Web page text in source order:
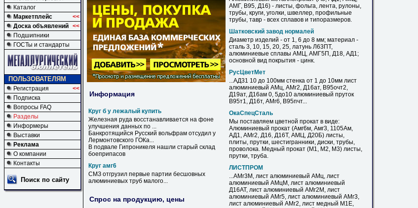
Каталог
Маркетплейс
<<
Доска объявлений <<
Подшипники
ГОСТы и стандарты
ПОЛЬЗОВАТЕЛЯМ
Регистрация
<<
Подписка
Вопросы FAQ
Разделы
Информеры
Выставки
Реклама
О компании
Контакты
Поиск по сайту
Информация
Круг б у лежалый купить
Железная руда восстанавливается на фоне
улучшения данных по ...
Банкротящийся Русский вольфрам отсудил у
Лермонтовского ГОКа...
В подвале Гипроникеля нашли старый склад
боеприпасов
Круг амг6
СМЗ отгрузил первые партии бесшовных
алюминиевых труб малого...
Спрос на продукцию, цены
АМГ, В95, Д16) - листы, фольга, лента, рулоны,
трубы, круги, уголки, швеллер, профильные
трубы, тавр - всех сплавов и типоразмеров.
Шатковский завод нормалей
Диаметр изделий - от 1, 6 до 8 мм; материал -
сталь 3, 10, 15, 20, 25, латунь Л63ПТ,
алюминиевые сплавы АМЦ, АМГ5П, Д18, АД1;
основной вид покрытия - цинк.
РусЦветМет
...АД31 10 до 100мм стенка от 1 до 10мм лист
алюминиевый АМц, АМг2, Д16ат, В95очт2,
Д19ат, Д16ам 0, 5до10 алюминиевый пруток
В95т1, Д16т, АМг6, В95пчт...
ОкаСпецСталь
Мы поставляем цветной прокат в виде:
Алюминиевый прокат (Амг6м, Амг3, 1105Ам,
АД1, АМг2, Д16, Д16Т, АМЦ, Д20Б) листы,
плиты, прутки, шестигранники, диски, трубы,
проволока. Медный прокат (М1, М2, М3) листы,
прутки, труба.
ЛИСТПРОМ
...АМг3М, лист алюминиевый АМц, лист
алюминиевый АМцМ, лист алюминиевый
Д16АТ, лист алюминиевый АМг2М, лист
алюминиевый АМг5, лист алюминиевый АМг3,
лист алюминиевый АМг2, лист медный М1Е,